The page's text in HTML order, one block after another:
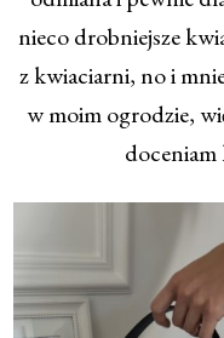
nieco drobniejsze
z kwiaciarni, no i
w moim ogrodzie,
doceniam